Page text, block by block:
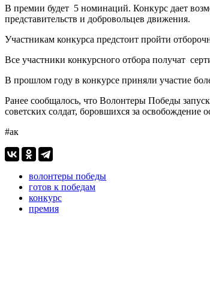
В премии будет 5 номинаций. Конкурс дает
представительств и добровольцев движения.
Участникам конкурса предстоит пройти
Все участники конкурсного отбора получат
В прошлом году в конкурсе приняли участие
Ранее сообщалось, что Волонтеры Победы
советских солдат, боровшихся за освобождение
#ак
волонтеры победы
готов к победам
конкурс
премия